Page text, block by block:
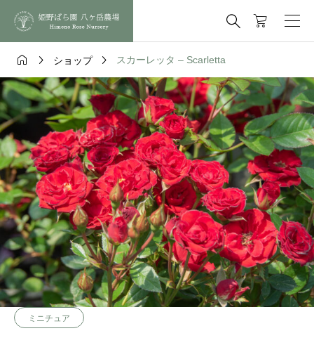

  ショップ  スカーレッタ – Scarletta
ミニチュア